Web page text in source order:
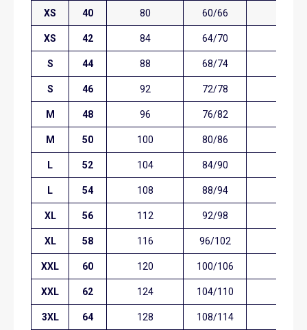
XS 40 80 60/66
XS 42 84 64/70
S 44 88 68/74
S 46 92 72/78
M 48 96 76/82
M 50 100 80/86
L 52 104 84/90
L 54 108 88/94
XL 56 112 92/98
XL 58 116 96/102
XXL 60 120 100/106
XXL 62 124 104/110
3XL 64 128 108/114